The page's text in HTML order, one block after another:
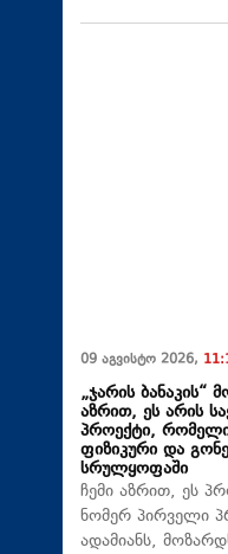
09 აგვისტო 2026,
„ჯარის ბანაკის“
აზრით, ეს არის
პროექტი,
ფიზიკური და
სრულყოფაში
ჩემი აზრით, ეს
ნომერ პირველი
ადამიანს,